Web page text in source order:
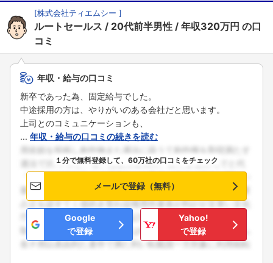
[株式会社ティエムシー ]
ルートセールス 20代前半男性 年収320万円 の口
コミ
年収・給与の口コミ
新卒であった為、固定給与でした。
中途採用の方は、やりがいのある会社だと思います。
上司とのコミュニケーションも、
... 年収・給与の口コミの続きを読む
１分で無料登録して、60万社の口コミをチェック
メールで登録（無料）
Google
で登録
Yahoo!
で登録